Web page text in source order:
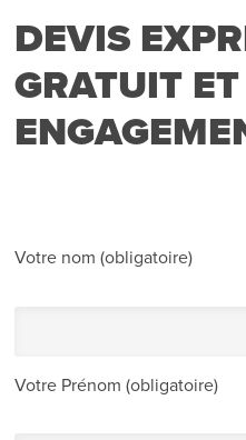
DEVIS
GRATUIT
Votre nom (obligatoire)
Votre Prénom (obligatoire)